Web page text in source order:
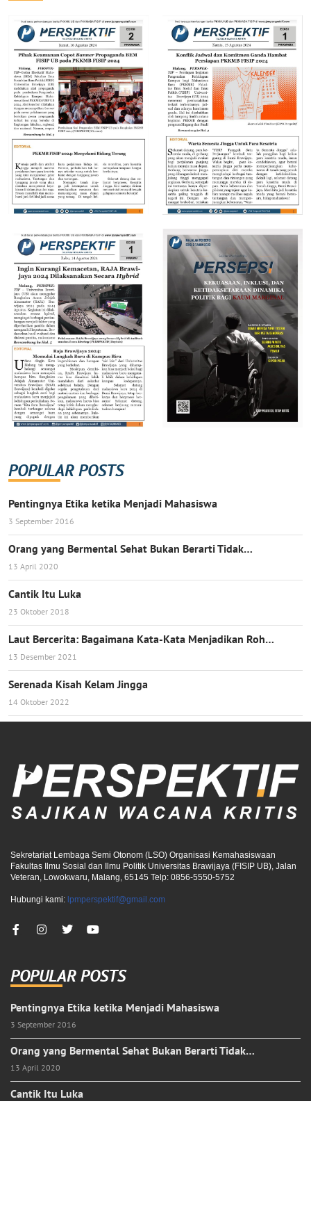
POPULAR POSTS
Pentingnya Etika ketika Menjadi Mahasiswa
3 September 2016
Orang yang Bermental Sehat Bukan Berarti Tidak…
13 April 2020
Cantik Itu Luka
23 Oktober 2018
Laut Bercerita: Bagaimana Kata-Kata Menjadikan Roh…
13 Desember 2021
Serenada Kisah Kelam Jingga
14 Oktober 2022
Sekretariat Lembaga Semi Otonom (LSO) Organisasi Kemahasiswaan
Fakultas Ilmu Sosial dan Ilmu Politik Universitas Brawijaya (FISIP UB), Jalan
Veteran, Lowokwaru, Malang, 65145 Telp: 0856-5550-5752
Hubungi kami: lpmperspektif@gmail.com
POPULAR POSTS
Pentingnya Etika ketika Menjadi Mahasiswa
3 September 2016
Orang yang Bermental Sehat Bukan Berarti Tidak…
13 April 2020
Cantik Itu Luka